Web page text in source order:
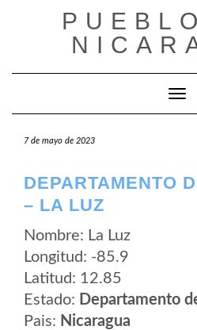
7 de mayo de 2023
DEPARTAMENTO
– LA LUZ
Nombre: La Luz
Longitud: -85.9
Latitud: 12.85
Estado: Departamento
Pais: Nicaragua